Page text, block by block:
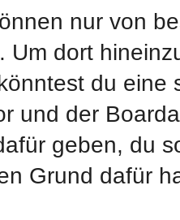
nur von
Um dort
du
und der
geben, du
Grund dafür